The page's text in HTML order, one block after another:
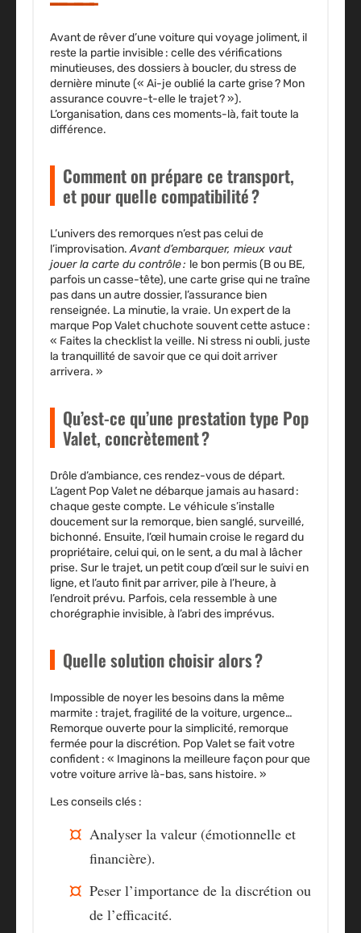
Avant de rêver d’une voiture qui voyage joliment, il
reste la partie invisible : celle des vérifications
minutieuses, des dossiers à boucler, du stress de
dernière minute (« Ai-je oublié la carte grise ? Mon
assurance couvre-t-elle le trajet ? »).
L’organisation, dans ces moments-là, fait toute la
différence.
Comment on prépare ce transport,
et pour quelle compatibilité ?
L’univers des remorques n’est pas celui de
l’improvisation.Avant d’embarquer, mieux vaut
jouer la carte du contrôle : le bon permis (B ou BE,
parfois un casse-tête), une carte grise qui ne traîne
pas dans un autre dossier, l’assurance bien
renseignée. La minutie, la vraie. Un expert de la
marque Pop Valet chuchote souvent cette astuce :
« Faites la checklist la veille. Ni stress ni oubli, juste
la tranquillité de savoir que ce qui doit arriver
arrivera. »
Qu’est-ce qu’une prestation type Pop
Valet, concrètement ?
Drôle d’ambiance, ces rendez-vous de départ.
L’agent Pop Valet ne débarque jamais au hasard :
chaque geste compte. Le véhicule s’installe
doucement sur la remorque, bien sanglé, surveillé,
bichonné. Ensuite, l’œil humain croise le regard du
propriétaire, celui qui, on le sent, a du mal à lâcher
prise. Sur le trajet, un petit coup d’œil sur le suivi en
ligne, et l’auto finit par arriver, pile à l’heure, à
l’endroit prévu. Parfois, cela ressemble à une
chorégraphie invisible, à l’abri des imprévus.
Quelle solution choisir alors ?
Impossible de noyer les besoins dans la même
marmite : trajet, fragilité de la voiture, urgence…
Remorque ouverte pour la simplicité, remorque
fermée pour la discrétion. Pop Valetse fait votre
confident : « Imaginons la meilleure façon pour que
votre voiture arrive là-bas, sans histoire. »
Les conseils clés :
Analyser la valeur (émotionnelle et
financière).
Peser l’importance de la discrétion ou
de l’efficacité.